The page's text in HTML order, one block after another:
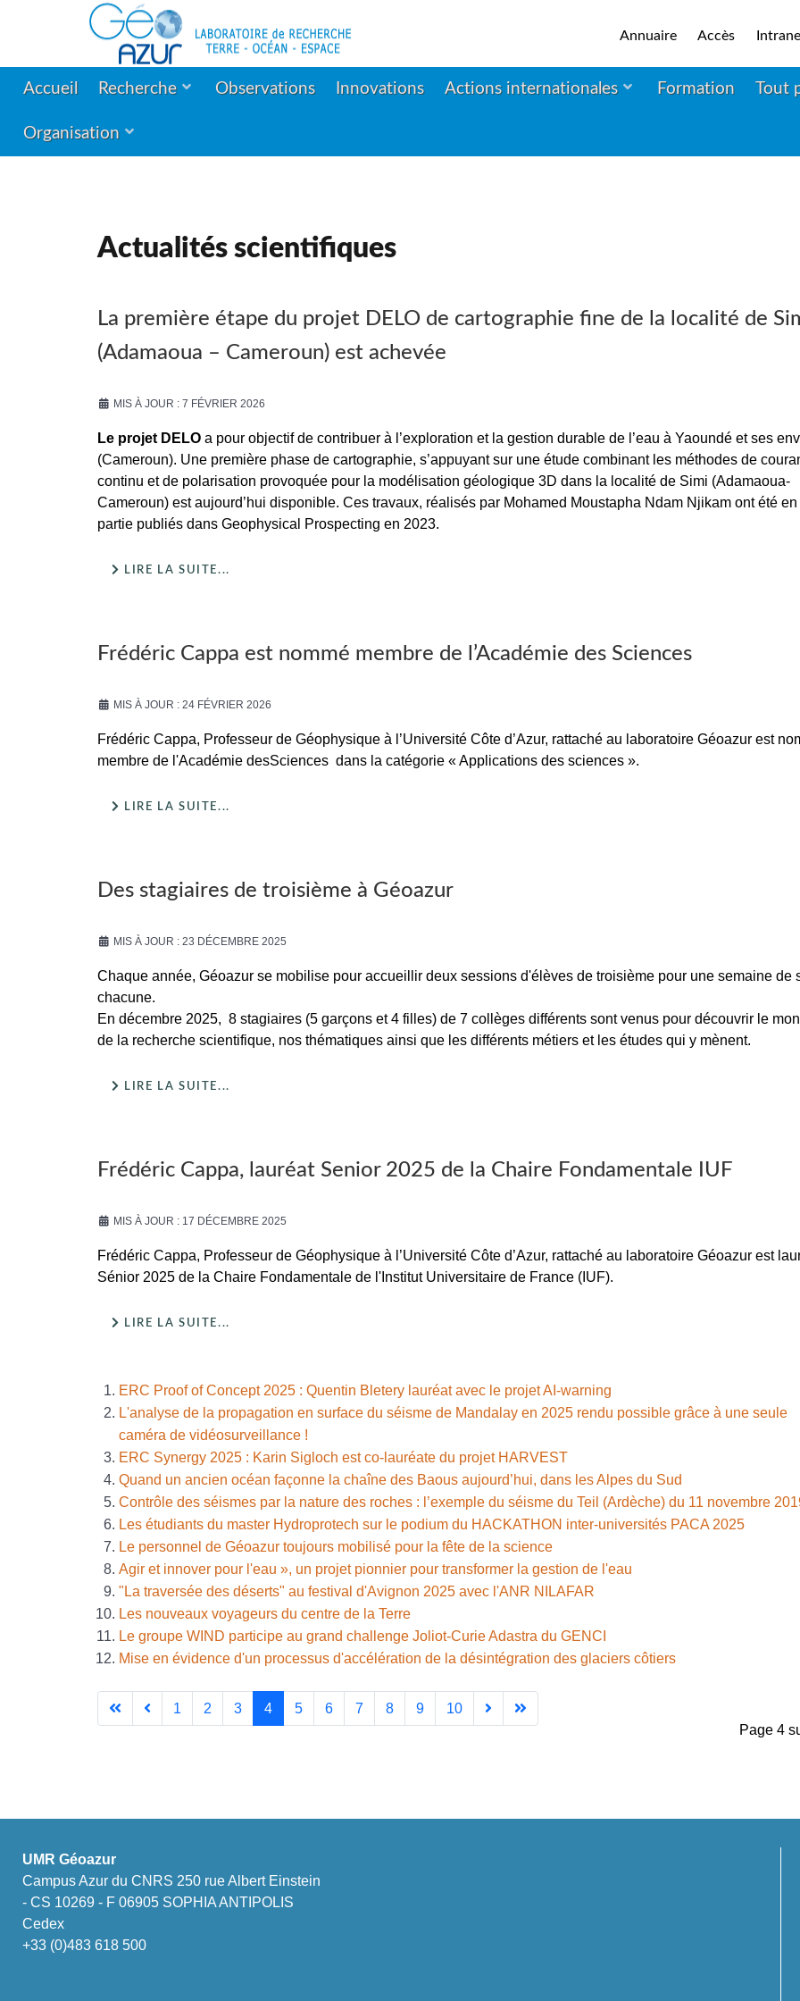
Annuaire Accès
Accueil Recherche Observations Innovations Actions internationales Formation Tout
Organisation
Actualités scientifiques
La première étape du projet DELO de cartographie fine de la localité de
(Adamaoua – Cameroun) est achevée
MIS À JOUR : 7 FÉVRIER 2026
Le projet DELO a pour objectif de contribuer à l’exploration et la gestion durable de l’eau à Yaoundé et ses
(Cameroun). Une première phase de cartographie, s’appuyant sur une étude combinant les méthodes de
continu et de polarisation provoquée pour la modélisation géologique 3D dans la localité de Simi (Adamaoua-
Cameroun) est aujourd’hui disponible. Ces travaux, réalisés par Mohamed Moustapha Ndam Njikam ont été en
partie publiés dans Geophysical Prospecting en 2023.
LIRE LA SUITE...
Frédéric Cappa est nommé membre de l’Académie des Sciences
MIS À JOUR : 24 FÉVRIER 2026
Frédéric Cappa, Professeur de Géophysique à l’Université Côte d’Azur, rattaché au laboratoire Géoazur est
membre de l'Académie desSciences dans la catégorie « Applications des sciences ».
LIRE LA SUITE...
Des stagiaires de troisième à Géoazur
MIS À JOUR : 23 DÉCEMBRE 2025
Chaque année, Géoazur se mobilise pour accueillir deux sessions d'élèves de troisième pour une semaine de
chacune.
En décembre 2025, 8 stagiaires (5 garçons et 4 filles) de 7 collèges différents sont venus pour découvrir le
de la recherche scientifique, nos thématiques ainsi que les différents métiers et les études qui y mènent.
LIRE LA SUITE...
Frédéric Cappa, lauréat Senior 2025 de la Chaire Fondamentale IUF
MIS À JOUR : 17 DÉCEMBRE 2025
Frédéric Cappa, Professeur de Géophysique à l’Université Côte d’Azur, rattaché au laboratoire Géoazur est
Sénior 2025 de la Chaire Fondamentale de l'Institut Universitaire de France (IUF).
LIRE LA SUITE...
ERC Proof of Concept 2025 : Quentin Bletery lauréat avec le projet AI-warning
L'analyse de la propagation en surface du séisme de Mandalay en 2025 rendu possible grâce à une seule
caméra de vidéosurveillance !
ERC Synergy 2025 : Karin Sigloch est co-lauréate du projet HARVEST
Quand un ancien océan façonne la chaîne des Baous aujourd’hui, dans les Alpes du Sud
Contrôle des séismes par la nature des roches : l’exemple du séisme du Teil (Ardèche) du 11 novembre
Les étudiants du master Hydroprotech sur le podium du HACKATHON inter-universités PACA 2025
Le personnel de Géoazur toujours mobilisé pour la fête de la science
Agir et innover pour l'eau », un projet pionnier pour transformer la gestion de l'eau
"La traversée des déserts" au festival d'Avignon 2025 avec l'ANR NILAFAR
Les nouveaux voyageurs du centre de la Terre
Le groupe WIND participe au grand challenge Joliot-Curie Adastra du GENCI
Mise en évidence d'un processus d'accélération de la désintégration des glaciers côtiers
Page 4
1 2 3 4 5 6 7 8 9 10
UMR Géoazur
Campus Azur du CNRS 250 rue Albert Einstein
- CS 10269 - F 06905 SOPHIA ANTIPOLIS
Cedex
+33 (0)483 618 500